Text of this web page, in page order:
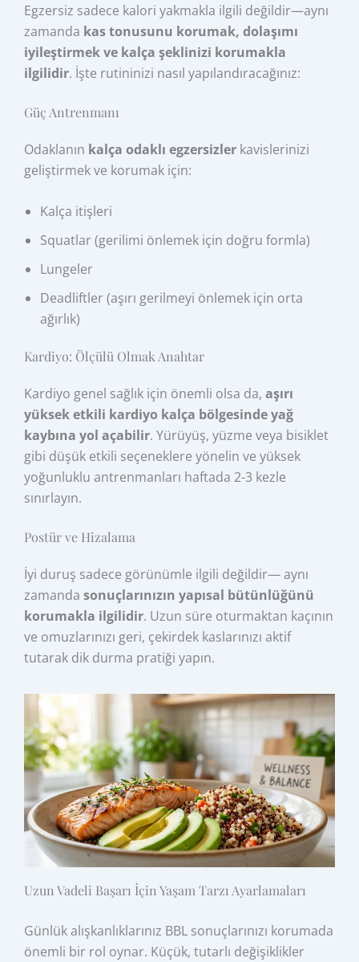
Egzersiz sadece kalori yakmakla ilgili değildir—aynı
zamanda kas tonusunu korumak, dolaşımı
iyileştirmek ve kalça şeklinizi korumakla
ilgilidir. İşte rutininizi nasıl yapılandıracağınız:
Güç Antrenmanı
Odaklanın kalça odaklı egzersizler kavislerinizi
geliştirmek ve korumak için:
Kalça itişleri
Squatlar (gerilimi önlemek için doğru formla)
Lungeler
Deadliftler (aşırı gerilmeyi önlemek için orta
ağırlık)
Kardiyo: Ölçülü Olmak Anahtar
Kardiyo genel sağlık için önemli olsa da,aşırı
yüksek etkili kardiyo kalça bölgesinde yağ
kaybına yol açabilir. Yürüyüş, yüzme veya bisiklet
gibi düşük etkili seçeneklere yönelin ve yüksek
yoğunluklu antrenmanları haftada 2-3 kezle
sınırlayın.
Postür ve Hizalama
İyi duruş sadece görünümle ilgili değildir— aynı
zamandasonuçlarınızın yapısal bütünlüğünü
korumakla ilgilidir. Uzun süre oturmaktan kaçının
ve omuzlarınızı geri, çekirdek kaslarınızı aktif
tutarak dik durma pratiği yapın.
Uzun Vadeli Başarı İçin Yaşam Tarzı Ayarlamaları
Günlük alışkanlıklarınız BBL sonuçlarınızı korumada
önemli bir rol oynar. Küçük, tutarlı değişiklikler